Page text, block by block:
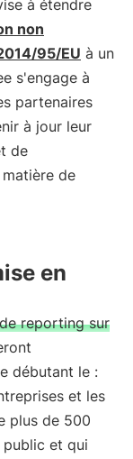
à étendre
non
95/EU à un
s'engage à
partenaires
à jour leur
de
de
en
reporting sur
débutant le :
et les
plus de 500
et qui